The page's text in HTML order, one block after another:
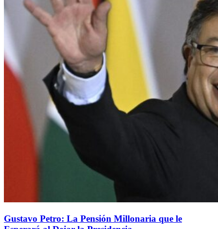
Gustavo Petro: La Pensión Millonaria que le